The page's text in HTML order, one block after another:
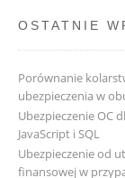
OSTATNIE
Porównanie
ubezpieczenia w
Ubezpieczenie OC
JavaScript i SQL
Ubezpieczenie od
finansowej w